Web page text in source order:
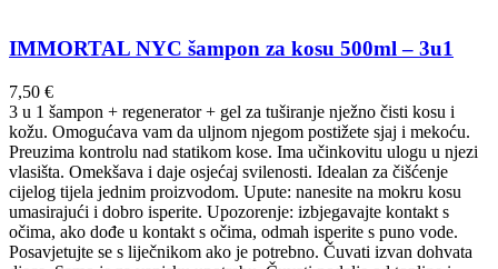
IMMORTAL NYC šampon za kosu 500ml – 3u1
7,50 €
3 u 1 šampon + regenerator + gel za tuširanje nježno čisti kosu i
kožu. Omogućava vam da uljnom njegom postižete sjaj i mekoću.
Preuzima kontrolu nad statikom kose. Ima učinkovitu ulogu u njezi
vlasišta. Omekšava i daje osjećaj svilenosti. Idealan za čišćenje
cijelog tijela jednim proizvodom. Upute: nanesite na mokru kosu
umasirajući i dobro isperite. Upozorenje: izbjegavajte kontakt s
očima, ako dođe u kontakt s očima, odmah isperite s puno vode.
Posavjetujte se s liječnikom ako je potrebno. Čuvati izvan dohvata